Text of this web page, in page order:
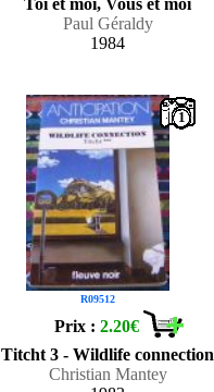
Toi et moi, Vous et moi
Paul Géraldy
1984
R09512
1
Prix :2.20€
Titcht 3 - Wildlife connection
Christian Mantey